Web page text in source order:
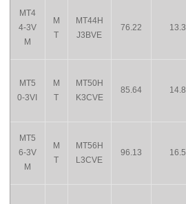
MT4
4-3V
M
M
T
MT44H
J3BVE
76.22 13.3
MT5
0-3VI
M
T
MT50H
K3CVE
85.64 14.8
MT5
6-3V
M
M
T
MT56H
L3CVE
96.13 16.5